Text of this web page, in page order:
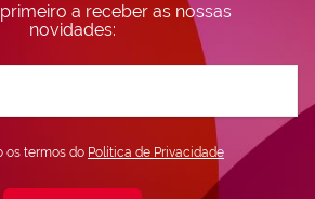
a receber as nossas
novidades:
os termos do Política de Privacidade